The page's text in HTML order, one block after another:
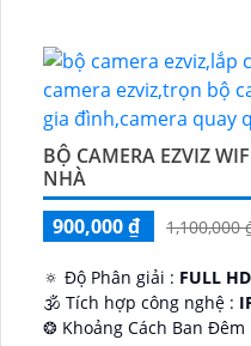
BỘ CAMERA EZVIZ
NHÀ
900,000 ₫
1,100,000
🔅 Độ Phân giải : FULL
🕉️ Tích hợp công nghệ :